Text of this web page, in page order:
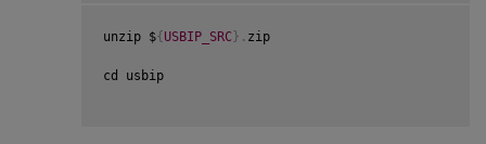
unzip ${USBIP_SRC} . zip
cd usbip